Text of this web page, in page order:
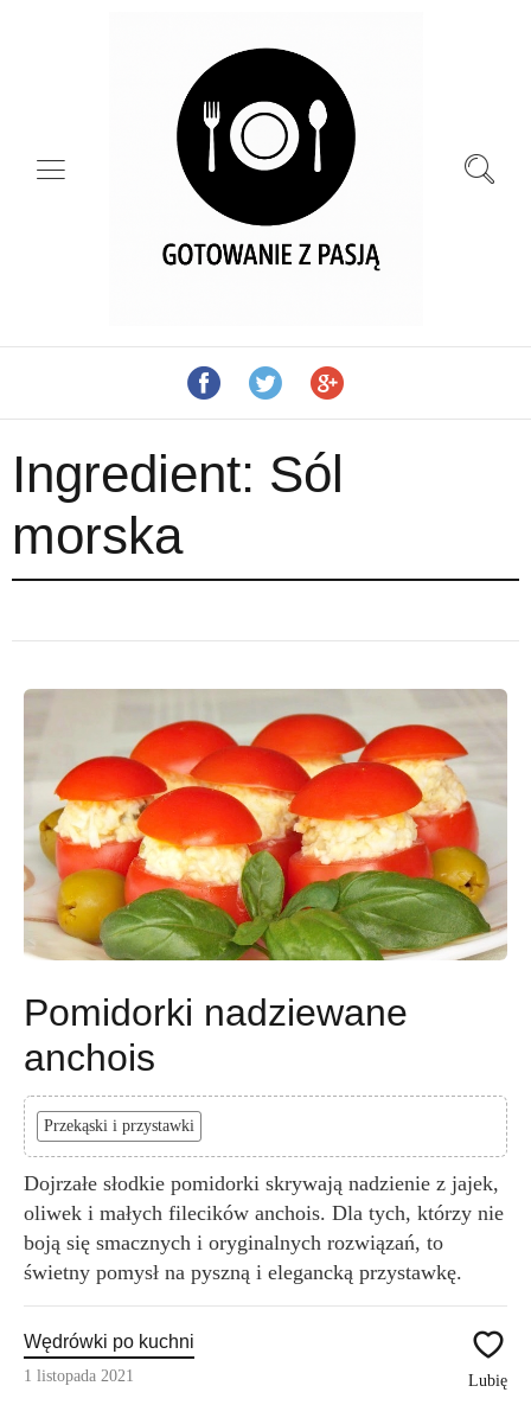
Ingredient: Sól
morska
Pomidorki nadziewane
anchois
Przekąski i przystawki
Dojrzałe słodkie pomidorki skrywają nadzienie z jajek,
oliwek i małych filecików anchois. Dla tych, którzy nie
boją się smacznych i oryginalnych rozwiązań, to
świetny pomysł na pyszną i elegancką przystawkę.
Wędrówki po kuchni
1 listopada 2021 Lubię